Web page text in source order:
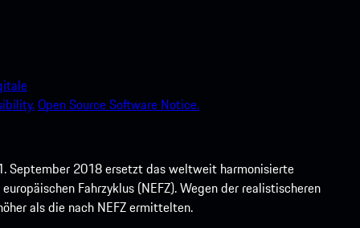
Open Source Software Notice.
September 2018 ersetzt das weltweit harmonisierte
Fahrzyklus (NEFZ). Wegen der realistischeren
als die nach NEFZ ermittelten.